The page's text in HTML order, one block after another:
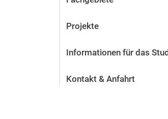
Projekte
Informationen für das
Kontakt & Anfahrt